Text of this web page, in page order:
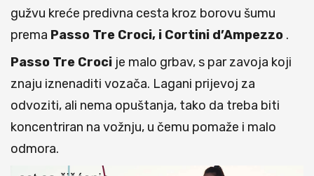
gužvu kreće predivna cesta kroz borovu šumu
prema Passo Tre Croci, i Cortini d’Ampezzo .
Passo Tre Croci je malo grbav, s par zavoja koji
znaju iznenaditi vozača. Lagani prijevoj za
odvoziti, ali nema opuštanja, tako da treba biti
koncentriran na vožnju, u čemu pomaže i malo
odmora.